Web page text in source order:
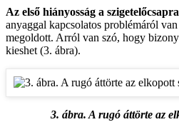
Az első hiányosság a
anyaggal kapcsolatos problémáról
megoldott. Arról van szó, hogy
kieshet (3. ábra).
3. ábra. A rugó áttörte az